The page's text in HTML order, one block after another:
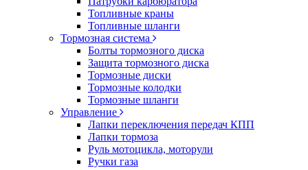
Топливные краны
Топливные шланги
Тормозная система
Болты тормозного диска
Защита тормозного диска
Тормозные диски
Тормозные колодки
Тормозные шланги
Управление
Лапки переключения передач КПП
Лапки тормоза
Руль мотоцикла, моторули
Ручки газа